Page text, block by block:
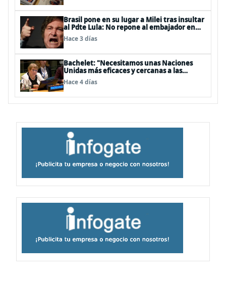
Brasil pone en su lugar a Milei tras insultar
al Pdte Lula: No repone al embajador en
BBSS y rebaja la relación bilateral
Hace 3 días
Bachelet: "Necesitamos unas Naciones
Unidas más eficaces y cercanas a las
personas"
Hace 4 días